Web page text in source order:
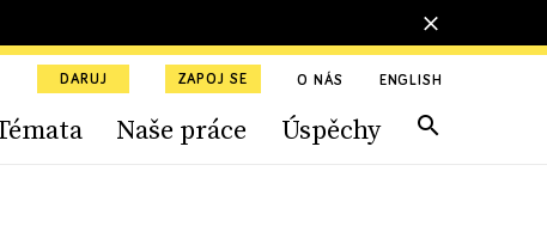
DARUJ ZAPOJ SE O NÁS ENGLISH
Naše práce Úspěchy